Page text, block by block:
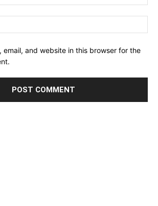
email, and website in this browser for the